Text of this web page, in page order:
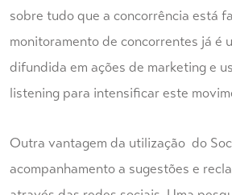
sobre tudo que a concorrência está
monitoramento de concorrentes já é
difundida em ações de marketing e
listening para intensificar este
Outra vantagem da utilização do
acompanhamento a sugestões e